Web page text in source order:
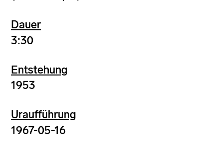
Dauer
3:30
Entstehung
1953
Uraufführung
1967-05-16